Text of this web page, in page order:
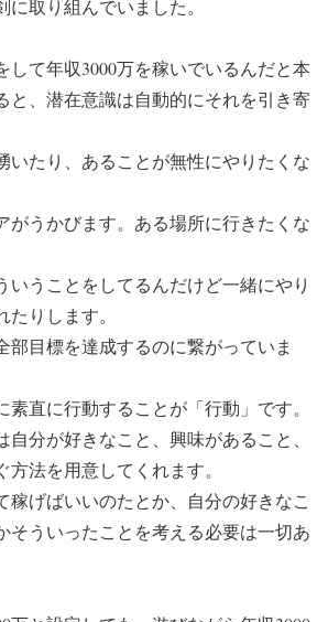
取り組んでいました。
して年収3000万を稼いでいるんだと本
と、潜在意識は自動的にそれを引き寄
いたり、あることが無性にやりたくな
がうかびます。ある場所に行きたくな
いうことをしてるんだけど一緒にやり
りします。
部目標を達成するのに繋がっていま
直に行動することが「行動」です。
自分が好きなこと、興味があること、
法を用意してくれます。
稼げばいいのたとか、自分の好きなこ
そういったことを考える必要は一切あ